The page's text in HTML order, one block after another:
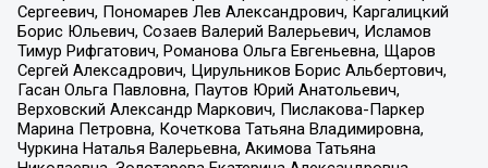
Сергеевич, Пономарев Лев Александрович, Каргалицкий
Борис Юльевич, Созаев Валерий Валерьевич, Исламов
Тимур Рифгатович, Романова Ольга Евгеньевна, Щаров
Сергей Алексадрович, Цирульников Борис Альбертович,
Гасан Ольга Павловна, Паутов Юрий Анатольевич,
Верховский Александр Маркович, Пислакова-Паркер
Марина Петровна, Кочеткова Татьяна Владимировна,
Чуркина Наталья Валерьевна, Акимова Татьяна